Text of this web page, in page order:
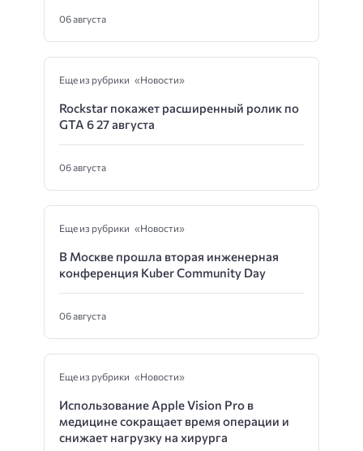
06 августа
Еще из рубрики «Новости»
Rockstar покажет расширенный ролик по
GTA 6 27 августа
06 августа
Еще из рубрики «Новости»
В Москве прошла вторая инженерная
конференция Kuber Community Day
06 августа
Еще из рубрики «Новости»
Использование Apple Vision Pro в
медицине сокращает время операции и
снижает нагрузку на хирурга